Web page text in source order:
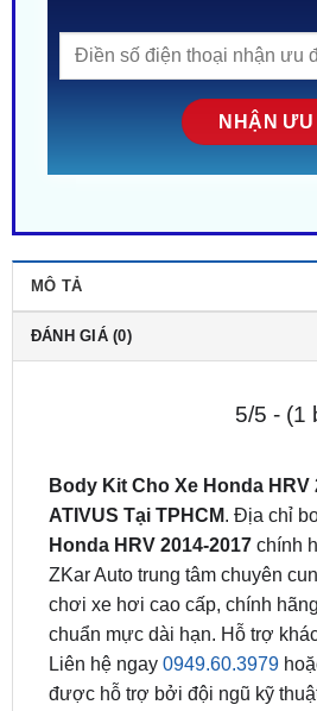
5/5 - (1
Body Kit Cho Xe Honda HRV
ATIVUS TạiTPHCM . Địa chỉ
Honda HRV 2014-2017 chính
ZKar Auto trung tâm chuyên
chơi xe hơi cao cấp, chính hãng